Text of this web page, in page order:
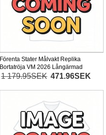
Förenta Stater Målvakt Replika
Bortatröja VM 2026 Långärmad
1 179.95SEK 471.96SEK